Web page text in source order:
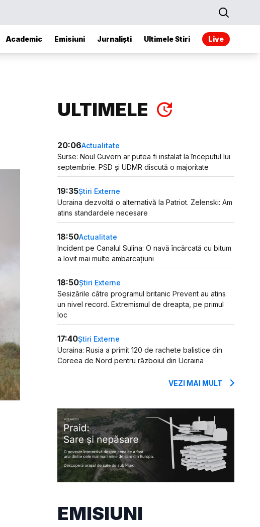
Academic Emisiuni Jurnaliști Ultimele Stiri Live
ULTIMELE
20:06Actualitate
Surse: Noul Guvern ar putea fi instalat la începutul lui
septembrie. PSD și UDMR discută o majoritate
19:35Știri Externe
Ucraina dezvoltă o alternativă la Patriot. Zelenski: Am
atins standardele necesare
18:50Actualitate
Incident pe Canalul Sulina: O navă încărcată cu bitum
a lovit mai multe ambarcațiuni
18:50Știri Externe
Sesizările către programul britanic Prevent au atins
un nivel record. Extremismul de dreapta, pe primul
loc
17:40Știri Externe
Ucraina: Rusia a primit 120 de rachete balistice din
Coreea de Nord pentru războiul din Ucraina
VEZI MAI MULT
EMISIUNI